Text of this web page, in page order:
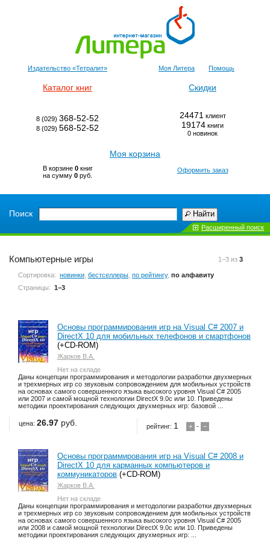
Издательство «Тетралит» Моя Литера Помощь
Каталог книг Скидки
8 (029) 368-52-52
8 (029) 568-52-52
24471 клиент
19174 книги
0 новинок
Моя корзина
В корзине 0книг
на сумму 0 руб.
Оформить заказ
Поиск Найти
Расширенный поиск
1−3 из 3
Компьютерные игры
Сортировка: новинки бестселлеры по рейтингу, по алфавиту
Страницы: 1−3
Основы программирования игр на Visual C# 2007 и
DirectX 10 для мобильных телефонов и смартфонов
(+CD-ROM)
Жарков В.А.
Нет на складе
Даны концепции программирования и методологии разработки двухмерных
и трехмерных игр со звуковым сопровождением для мобильных устройств
на основах самого совершенного языка высокого уровня Visual C# 2005
или 2007 и самой мощной технологии DirectX 9.0с или 10. Приведены
методики проектирования следующих двухмерных игр: базовой ...
рейтинг: 1 + - −
цена: 26.97 руб.
Основы программирования игр на Visual C# 2008 и
DirectX 10 для карманных компьютеров и
коммуникаторов (+CD-ROM)
Жарков В.А.
Нет на складе
Даны концепции программирования и методологии разработки двухмерных
и трехмерных игр со звуковым сопровождением для мобильных устройств
на основах самого совершенного языка высокого уровня Visual C# 2005
или 2008 и самой мощной технологии DirectX 9.0c или 10. Приведены
методики проектирования следующих двухмерных игр: ...